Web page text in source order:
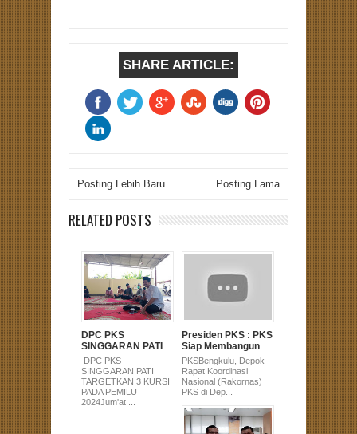
SHARE ARTICLE:
Posting Lebih Baru Posting Lama
RELATED POSTS
DPC PKS
SINGGARAN PATI
TARGETKAN 3
KURSI PADA
PEMILU 2024
DPC PKS
SINGGARAN PATI
TARGETKAN 3 KURSI
PADA PEMILU
2024Jum'at ...
Presiden PKS : PKS
Siap Membangun
Indonesia yang
Modern.
PKSBengkulu, Depok -
Rapat Koordinasi
Nasional (Rakornas)
PKS di Dep...